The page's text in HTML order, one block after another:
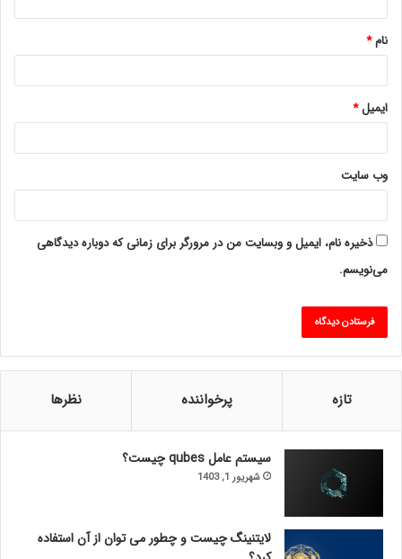
*
نام*
ایمیل*
وب‌ سایت
ذخیره نام، ایمیل و وبسایت من در مرورگر برای زمانی که دوباره دیدگاهی
می‌نویسم.
تازه پرخواننده نظرها
سیستم عامل qubes چیست؟
شهریور 1, 1403
لایتنینگ چیست و چطور می توان از آن استفاده